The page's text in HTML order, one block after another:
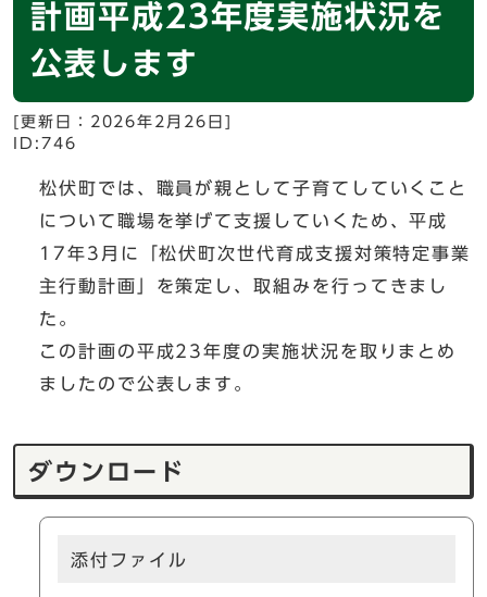
計画平成23年度実施状況を
公表します
[更新日： 2026年2月26日
ID:746
松伏町では、職員が親として子育てしていくこと
について職場を挙げて支援していくため、平成
17年3月に「松伏町次世代育成支援対策特定事業
主行動計画」を策定し、取組みを行ってきまし
た。
この計画の平成23年度の実施状況を取りまとめ
ましたので公表します。
ダウンロード
添付ファイル